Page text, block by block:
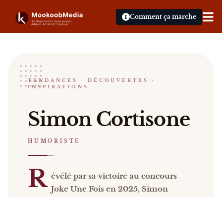
Comment ça marche
Simon Cortisone
HUMORISTE
Simon Cortisone Révélé par sa victoire au
Catalogue :événements, presse, vidéos.
TENDANCES · DÉCOUVERTES ·
INSPIRATIONS
Simon Cortisone
HUMORISTE
R évélé par sa victoire au concours
Joke Une Fois en 2025, Simon